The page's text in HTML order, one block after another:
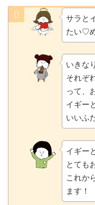
サラと
たい♡
いきな
それぞ
って、
イギー
いいふ
イギー
とても
これか
ます！